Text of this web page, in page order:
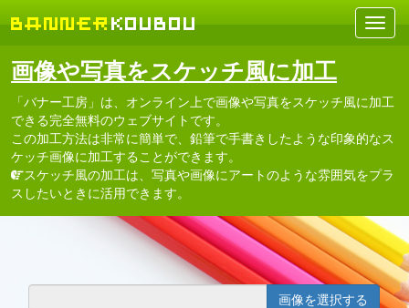
画像や写真をスケッチ風に加工
「バナー工房」は、オンライン上で画像や写真をスケッチ風に加工
できる完全無料のウェブサイトです。
この加工方法は非常に簡単で、鉛筆で手書きしたような印象的なス
ケッチ画像に加工することができます。
スケッチ風の加工は、写真や画像にアートのような雰囲気をプラ
スしたいときに活用できます。
画像を選択する